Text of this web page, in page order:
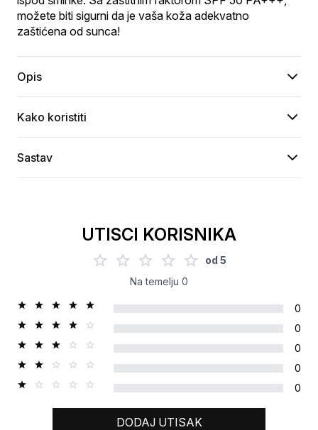
možete biti sigurni da je vaša koža adekvatno
zaštićena od sunca!
Opis
Kako koristiti
Sastav
UTISCI KORISNIKA
od 5
Na temelju 0
0
0
0
0
0
DODAJ UTISAK